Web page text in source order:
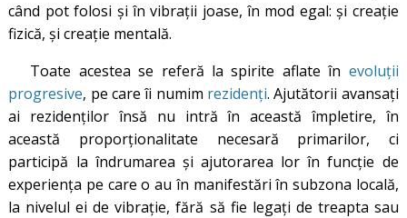
când pot folosi și în vibrații joase, în mod egal: și creație
fizică, și creație mentală.
Toate acestea se referă la spirite aflate în evoluții
progresive, pe care îi numim rezidenți. Ajutătorii avansați
ai rezidenților însă nu intră în această împletire, în
această proporționalitate necesară primarilor, ci
participă la îndrumarea și ajutorarea lor în funcție de
experiența pe care o au în manifestări în subzona locală,
la nivelul ei de vibrație, fără să fie legați de treapta sau